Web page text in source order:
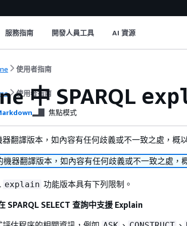
服務指南 開發人員工具 AI 資源
使用者指南
使用者指南
中 SPARQL
焦點模式
翻譯版本，如內容有任何歧義或不一致之處，概
機器翻譯版本，如內容有任何歧義或不一致之處，
explain 功能版本具有下列限制。
SPARQL SELECT 查詢中支援 Explain